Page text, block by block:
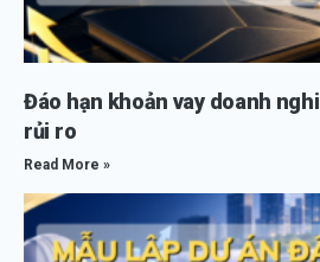
Đáo hạn khoản vay doanh
rủi ro
Read More »